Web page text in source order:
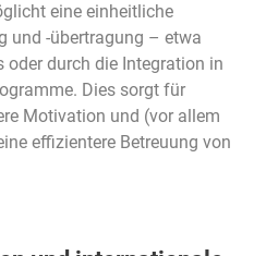
eine einheitliche
und -übertragung – etwa
oder durch die Integration in
Dies sorgt für
Motivation und (vor allem
effizientere Betreuung von